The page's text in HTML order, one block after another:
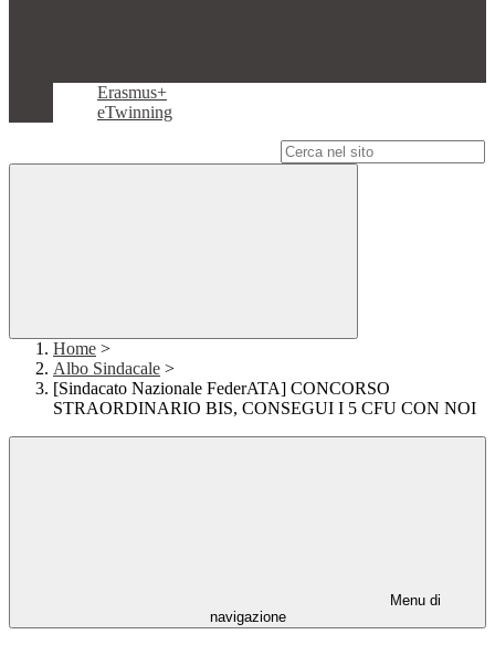
Erasmus+
eTwinning
Home >
Albo Sindacale >
[Sindacato Nazionale FederATA] CONCORSO
STRAORDINARIO BIS, CONSEGUI I 5 CFU CON NOI
Menu di
navigazione